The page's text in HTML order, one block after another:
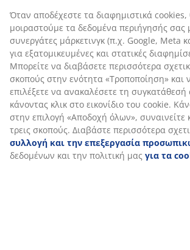
Όταν αποδέχεστε τα διαφημιστικά cookies,
μοιραστούμε τα δεδομένα περιήγησής σας
συνεργάτες μάρκετινγκ (π.χ. Google, Meta
για εξατομικευμένες και στατικές
Μπορείτε να διαβάσετε περισσότερα
σκοπούς στην ενότητα «Τροποποίηση» και
επιλέξετε να ανακαλέσετε τη συγκατάθεσή
κάνοντας κλικ στο εικονίδιο του cookie.
στην επιλογή «Αποδοχή όλων», συναινείτε
τρεις σκοπούς. Διαβάστε περισσότερα
συλλογή και την επεξεργασία
δεδομένων και την πολιτική μας για τα